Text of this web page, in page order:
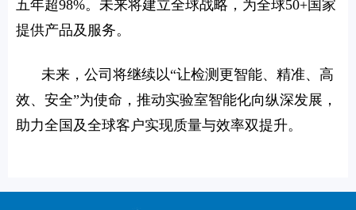
五年超98%。未来将建立全球战略，为全球50+国家
提供产品及服务。
未来，公司将继续以“让检测更智能、精准、高
效、安全”为使命，推动实验室智能化向纵深发展，
助力全国及全球客户实现质量与效率双提升。